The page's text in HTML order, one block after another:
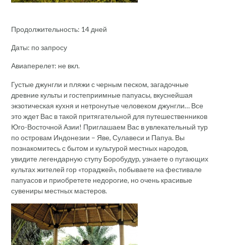
Продолжительность: 14 дней
Даты: по запросу
Авиаперелет: не вкл.
Густые джунгли и пляжи с черным песком, загадочные
древние культы и гостеприимные папуасы, вкуснейшая
экзотическая кухня и нетронутые человеком джунгли… Все
это ждет Вас в такой притягательной для путешественников
Юго-Восточной Азии! Приглашаем Вас в увлекательный тур
по островам Индонезии – Яве, Сулавеси и Папуа. Вы
познакомитесь с бытом и культурой местных народов,
увидите легендарную ступу Боробудур, узнаете о пугающих
культах жителей гор «тораджей», побываете на фестивале
папуасов и приобретете недорогие, но очень красивые
сувениры местных мастеров.